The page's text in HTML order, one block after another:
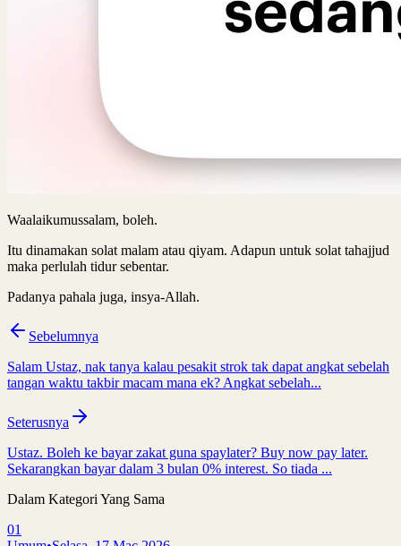
Waalaikumussalam, boleh.
Itu dinamakan solat malam atau qiyam. Adapun untuk solat tahajjud
maka perlulah tidur sebentar.
Padanya pahala juga, insya-Allah.
Sebelumnya
Salam Ustaz, nak tanya kalau pesakit strok tak dapat angkat sebelah
tangan waktu takbir macam mana ek? Angkat sebelah...
Seterusnya
Ustaz. Boleh ke bayar zakat guna spaylater? Buy now pay later.
Sekarangkan bayar dalam 3 bulan 0% interest. So tiada ...
Dalam Kategori Yang Sama
01